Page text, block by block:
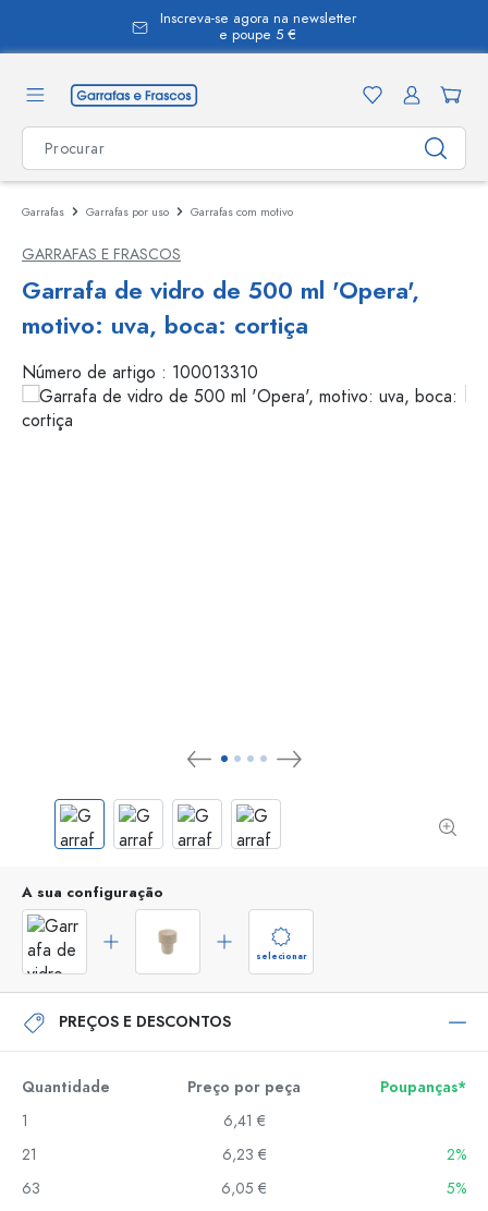
Inscreva-se agora na newsletter
e poupe 5 €
Garrafas Garrafas por uso Garrafas com motivo
GARRAFAS E FRASCOS
Garrafa de vidro de 500 ml 'Opera',
motivo: uva, boca: cortiça
Número de artigo : 100013310
A sua configuração
selecionar
PREÇOS E DESCONTOS
Quantidade Preço por peça
Poupanças*
1
6,41 €
21
6,23 €
2%
63
6,05 €
5%